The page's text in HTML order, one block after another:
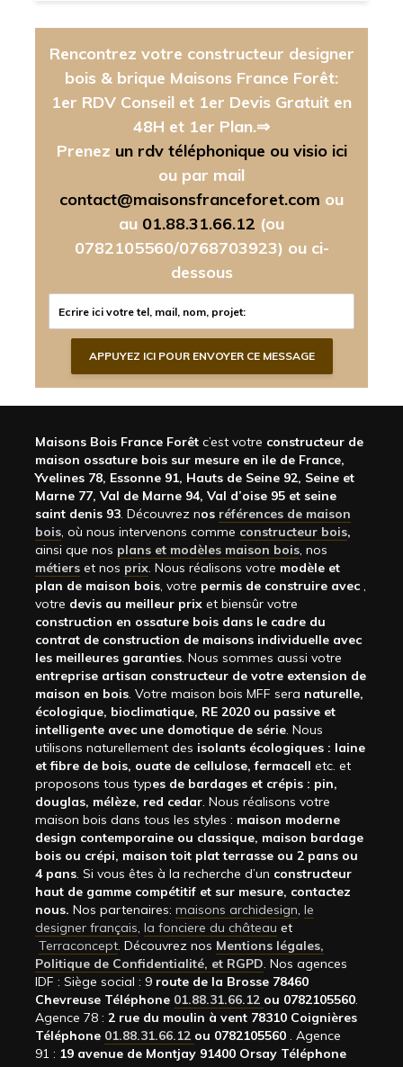
Rencontrez votre constructeur designer
bois & brique Maisons France Forêt:
1er RDV Conseil et 1er Devis Gratuit en
48H et 1er Plan.⇒
Prenez un rdv téléphonique ou visio ici
ou par mail
contact@maisonsfranceforet.com ou
au 01.88.31.66.12 (ou
0782105560/0768703923) ou ci-
dessous
Maisons Bois France Forêt c’est votre constructeur de
maison ossature bois sur mesure en ile de France,
Yvelines 78, Essonne 91, Hauts de Seine 92, Seine et
Marne 77, Val de Marne 94, Val d’oise 95 et seine
saint denis 93. Découvrez nos références de maison
bois, où nous intervenons comme constructeur bois,
ainsi que nos plans et modèles maison bois, nos
métiers et nos prix. Nous réalisons votre modèle et
plan de maison bois, votre permis de construire avec ,
votre devis au meilleur prix et biensûr votre
construction en ossature bois dans le cadre du
contrat de construction de maisons individuelle avec
les meilleures garanties. Nous sommes aussi votre
entreprise artisan constructeur de votre extension de
maison en bois. Votre maison bois MFF sera naturelle,
écologique, bioclimatique, RE 2020 ou passive et
intelligente avec une domotique de série. Nous
utilisons naturellement des isolants écologiques : laine
et fibre de bois, ouate de cellulose, fermacell etc. et
proposons tous types de bardages et crépis : pin,
douglas, mélèze, red cedar. Nous réalisons votre
maison bois dans tous les styles : maison moderne
design contemporaine ou classique, maison bardage
bois ou crépi, maison toit plat terrasse ou 2 pans ou
4 pans. Si vous êtes à la recherche d’un constructeur
haut de gamme compétitif et sur mesure, contactez
nous. Nos partenaires: maisons archidesign, le
designer français, la fonciere du château et
Terraconcept. Découvrez nos Mentions légales,
Politique de Confidentialité, et RGPD. Nos agences
IDF : Siège social : 9 route de la Brosse 78460
Chevreuse Téléphone 01.88.31.66.12 ou 0782105560.
Agence 78 : 2 rue du moulin à vent 78310 Coignières
Téléphone 01.88.31.66.12 ou 0782105560 . Agence
91 : 19 avenue de Montjay 91400 Orsay Téléphone